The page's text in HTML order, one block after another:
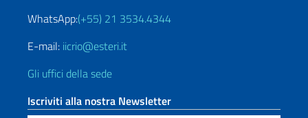
WhatsApp:(+55) 21 3534.4344
E-mail: iicrio@esteri.it
Gli uffici della sede
Iscriviti alla nostra Newsletter